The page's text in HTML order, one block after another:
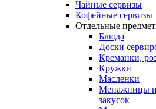
Чайные сервизы
Кофейные сервизы
Отдельные
Блюда
Доски
Креманки,
Кружки
Масленки
Менажницы и
закусок